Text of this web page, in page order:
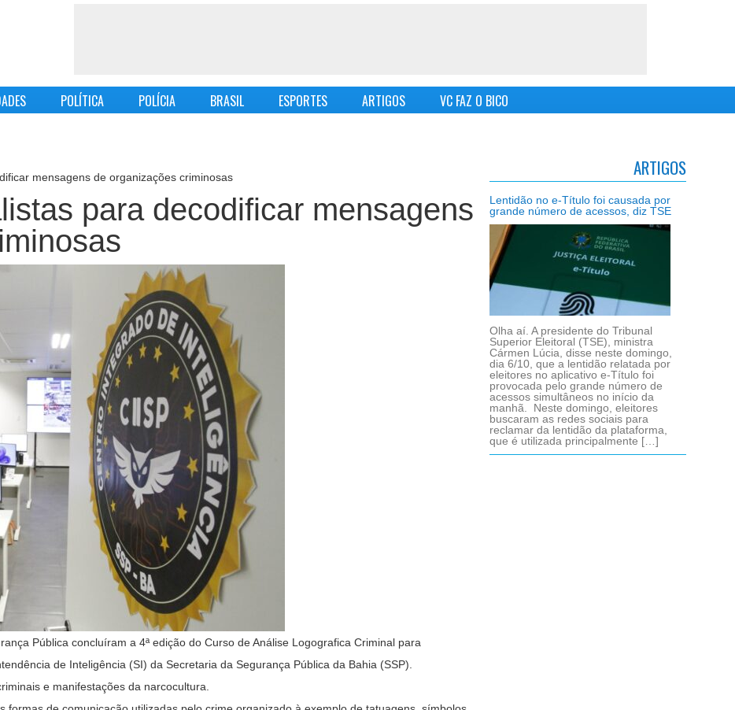
POLÍTICA POLÍCIA BRASIL ESPORTES ARTIGOS VC FAZ O BICO
mensagens de organizações criminosas
para decodificar mensagens
Pública concluíram a 4ª edição do Curso de Análise Logografica Criminal para
de Inteligência (SI) da Secretaria da Segurança Pública da Bahia (SSP).
e manifestações da narcocultura.
ARTIGOS
Lentidão no e-Título foi causada por
grande número de acessos, diz TSE
Olha aí. A presidente do Tribunal
Superior Eleitoral (TSE), ministra
Cármen Lúcia, disse neste domingo,
dia 6/10, que a lentidão relatada por
eleitores no aplicativo e-Título foi
provocada pelo grande número de
acessos simultâneos no início da
manhã. Neste domingo, eleitores
buscaram as redes sociais para
reclamar da lentidão da plataforma,
que é utilizada principalmente […]